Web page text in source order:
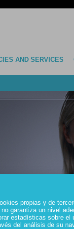
AND SERVICES
propias y de
garantiza un nivel
estadísticas sobre el
del análisis de su